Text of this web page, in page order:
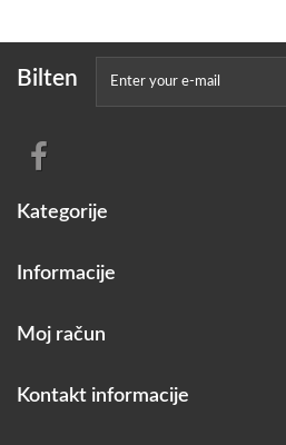
Bilten
Kategorije
Informacije
Moj račun
Kontakt informacije